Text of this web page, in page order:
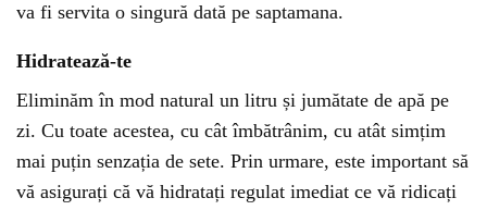
va fi servita o singură dată pe saptamana.
Hidratează-te
Eliminăm în mod natural un litru și jumătate de apă pe
zi. Cu toate acestea, cu cât îmbătrânim, cu atât simțim
mai puțin senzația de sete. Prin urmare, este important să
vă asigurați că vă hidratați regulat imediat ce vă ridicați